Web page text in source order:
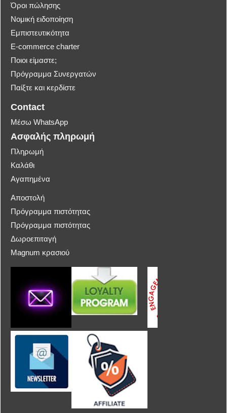
Όροι πώλησης
Νομική ειδοποίηση
Εμπιστευτικότητα
E-commerce charter
Ποιοι είμαστε;
Πρόγραμμα Συνεργατών
Παίξτε και κερδίστε
Contact
Μέσω WhatsApp
Ασφαλής πληρωμή
Πληρωμή
Καλάθι
Αγαπημένα
Αποστολή
Πρόγραμμα πιστότητας
Πρόγραμμα πιστότητας
Δωροεπιταγή
Magnum κρασιού